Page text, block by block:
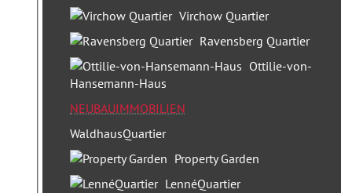
Virchow Quartier
Ravensberg Quartier
Ottilie-von-
Hansemann-Haus
NEUBAUIMMOBILIEN
WaldhausQuartier
Property Garden
LennéQuartier
Terminwunsch Datum:
Terminwunsch Uhrzeit:
Zustimmung Datennutzung
Mit dem Absenden des